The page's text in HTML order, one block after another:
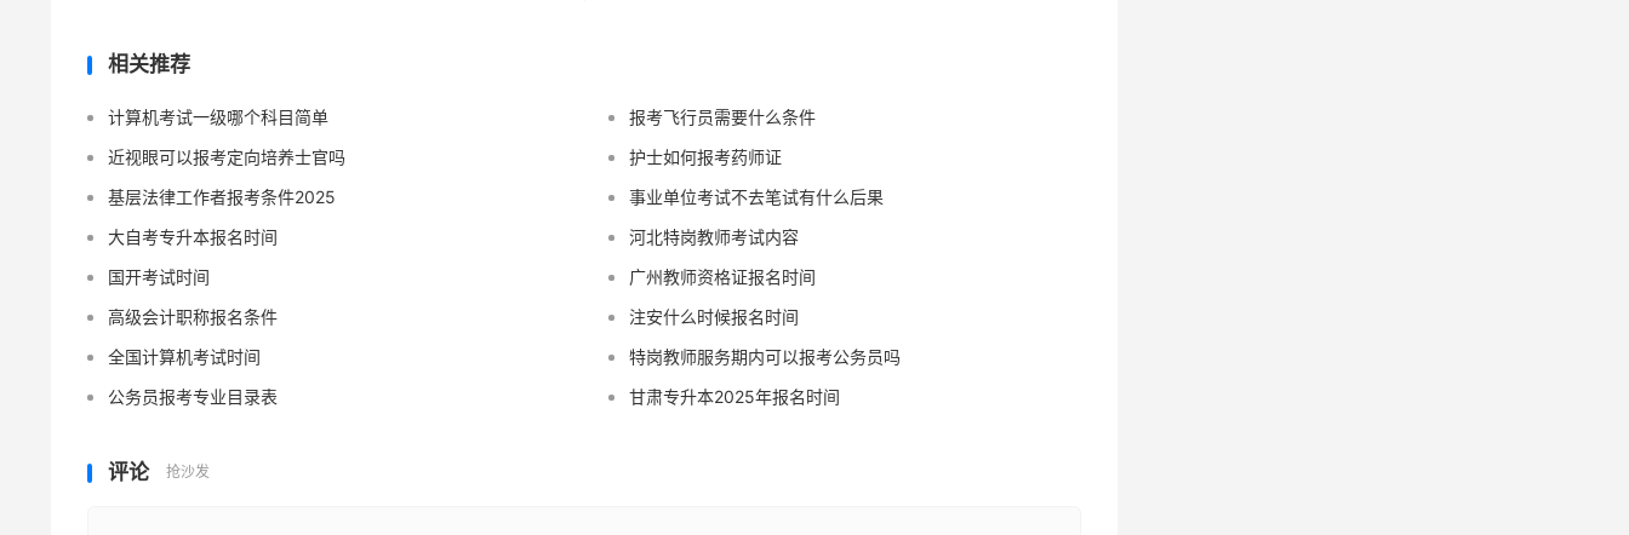
相关推荐
计算机考试一级哪个科目简单
报考飞行员需要什么条件
近视眼可以报考定向培养士官吗
护士如何报考药师证
基层法律工作者报考条件2025
事业单位考试不去笔试有什么后果
大自考专升本报名时间
河北特岗教师考试内容
国开考试时间
广州教师资格证报名时间
高级会计职称报名条件
注安什么时候报名时间
全国计算机考试时间
特岗教师服务期内可以报考公务员吗
公务员报考专业目录表
甘肃专升本2025年报名时间
评论 抢沙发